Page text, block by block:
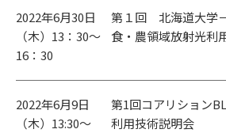
2022年6月30日
（木）13：30～
16：30
第１回 北海道大学
食・農領域放射光利
2022年6月9日
（木）13:30～
第1回コアリション
利用技術説明会